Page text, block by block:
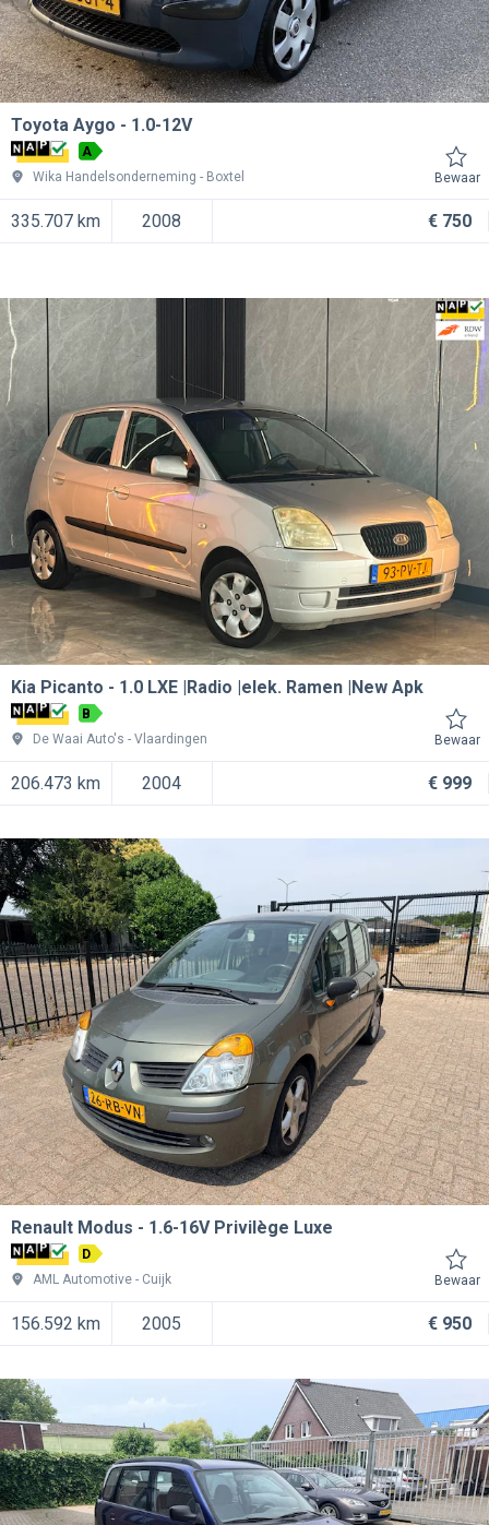
Toyota Aygo 1.0-12V
A
Wika Handelsonderneming
Boxtel Bewaar
335.707 km 2008 € 750
Kia Picanto 1.0 LXE |Radio |elek. Ramen |New Apk
B
De Waai Auto's
Vlaardingen Bewaar
206.473 km 2004 € 999
Renault Modus 1.6-16V Privilège Luxe
D
AML Automotive
Cuijk Bewaar
156.592 km 2005 € 950